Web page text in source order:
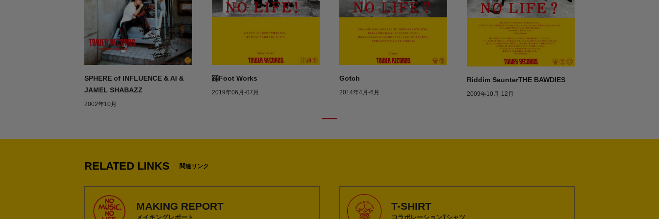
SPHERE of INFLUENCE & AI &
JAMEL SHABAZZ
2002年10月
踊Foot Works
2019年06月-07月
Gotch
2014年4月-6月
Riddim SaunterTHE BAWDIES
2009年10月-12月
RELATED LINKS 関連リンク
MAKING REPORT
メイキングレポート
T-SHIRT
コラボレーションTシャツ